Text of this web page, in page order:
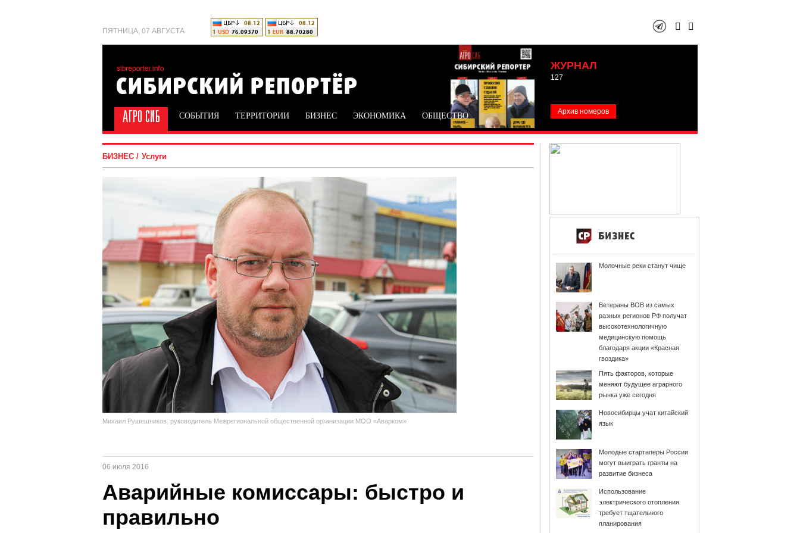
ПЯТНИЦА, 07 АВГУСТА
ЖУРНАЛ
127
Архив номеров
СОБЫТИЯ ТЕРРИТОРИИ БИЗНЕС ЭКОНОМИКА ОБЩЕСТВО
БИЗНЕС Услуги
Михаил Рушешников, руководитель Межрегиональной общественной организации МОО «Аварком»
06 июля 2016
Аварийные комиссары: быстро и
правильно
Молочные реки станут чище
Ветераны ВОВ из самых
разных регионов РФ получат
высокотехнологичную
медицинскую помощь
благодаря акции «Красная
гвоздика»
Пять факторов, которые
меняют будущее аграрного
рынка уже сегодня
Новосибирцы учат китайский
язык
Молодые стартаперы России
могут выиграть гранты на
развитие бизнеса
Использование
электрического отопления
требует тщательного
планирования